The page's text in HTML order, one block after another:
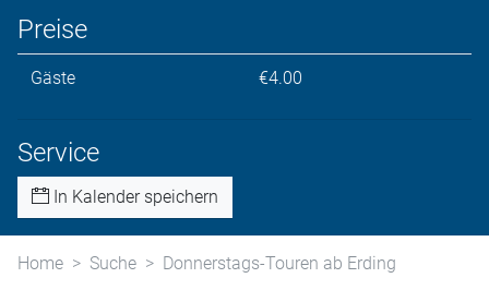
Preise
Gäste €4.00
Service
In Kalender speichern
Home Suche
Donnerstags-Touren ab Erding